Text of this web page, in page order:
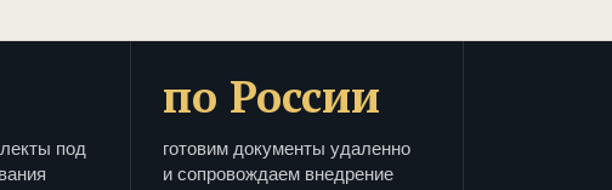
под
по России
готовим документы удаленно
и сопровождаем внедрение